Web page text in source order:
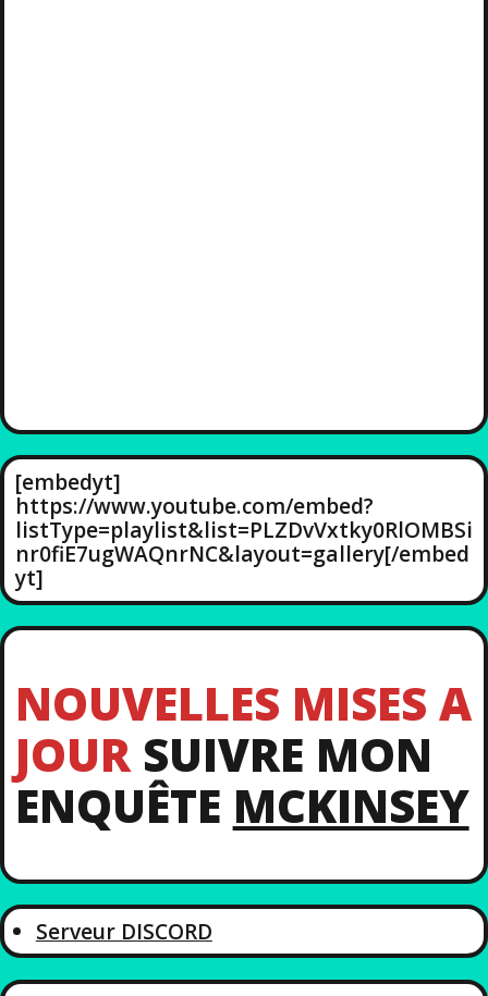
[embedyt]
https://www.youtube.com/embed?
listType=playlist&list=PLZDvVxtky0RlOMBSi
nr0fiE7ugWAQnrNC&layout=gallery[/embed
yt]
NOUVELLES MISES A
JOUR SUIVRE MON
ENQUÊTE MCKINSEY
Serveur DISCORD